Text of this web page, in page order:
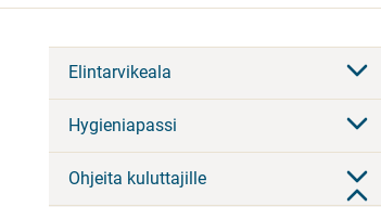
Elintarvikeala
Hygieniapassi
Ohjeita kuluttajille